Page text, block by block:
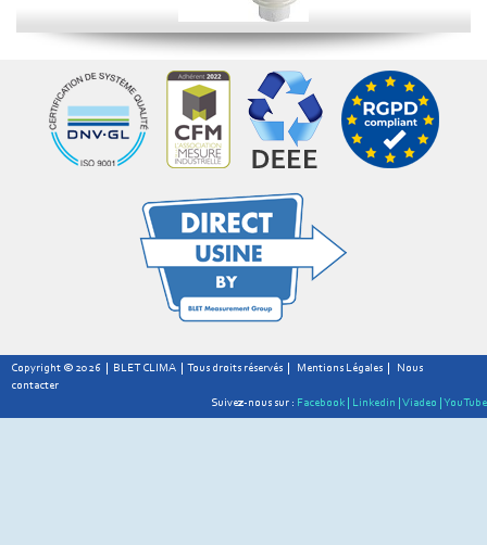
Copyright © 2026 | BLET CLIMA | Tous droits réservés | Mentions Légales
Nous
contacter
Suivez-nous sur : Facebook | Linkedin | Viadeo | YouTube